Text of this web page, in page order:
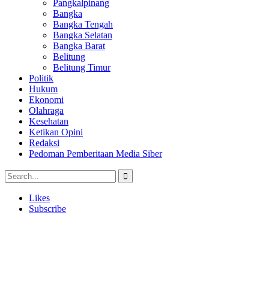
Pangkalpinang
Bangka
Bangka Tengah
Bangka Selatan
Bangka Barat
Belitung
Belitung Timur
Politik
Hukum
Ekonomi
Olahraga
Kesehatan
Ketikan Opini
Redaksi
Pedoman Pemberitaan Media Siber
Likes
Subscribe